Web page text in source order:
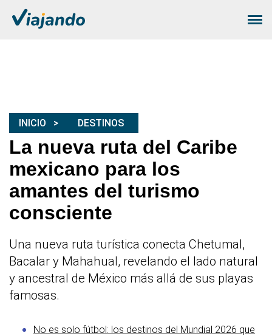
INICIO DESTINOS
La nueva ruta del Caribe
mexicano para los
amantes del turismo
consciente
Una nueva ruta turística conecta Chetumal,
Bacalar y Mahahual, revelando el lado natural
y ancestral de México más allá de sus playas
famosas.
No es solo fútbol: los destinos del Mundial 2026 que